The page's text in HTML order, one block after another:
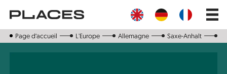
contenu
Main
Page d‘accueil L'Europe Allemagne Saxe-Anhalt